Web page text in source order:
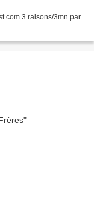
3 raisons/3mn par